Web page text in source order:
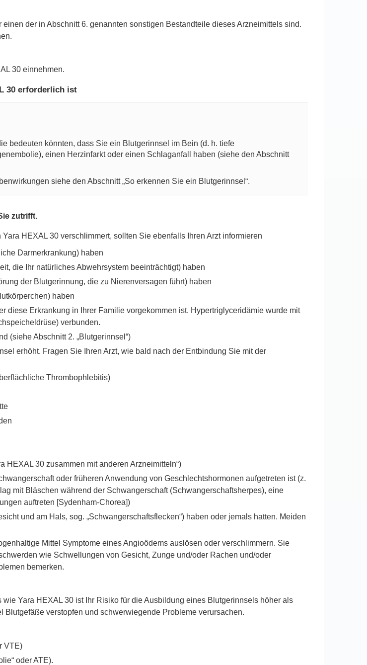
der in Abschnitt 6. genannten sonstigen Bestandteile dieses Arzneimittels sind.
30 einnehmen.
30 erforderlich ist
bedeuten könnten, dass Sie ein Blutgerinnsel im Bein (d. h. tiefe
einen Herzinfarkt oder einen Schlaganfall haben (siehe den Abschnitt
siehe den Abschnitt „So erkennen Sie ein Blutgerinnsel“.
zutrifft.
HEXAL 30 verschlimmert, sollten Sie ebenfalls Ihren Arzt informieren
Darmerkrankung) haben
die Ihr natürliches Abwehrsystem beeinträchtigt) haben
der Blutgerinnung, die zu Nierenversagen führt) haben
haben
diese Erkrankung in Ihrer Familie vorgekommen ist. Hypertriglyceridämie wurde mit
verbunden.
(siehe Abschnitt 2. „Blutgerinnsel“)
erhöht. Fragen Sie Ihren Arzt, wie bald nach der Entbindung Sie mit der
Thrombophlebitis)
HEXAL 30 zusammen mit anderen Arzneimitteln“)
oder früheren Anwendung von Geschlechtshormonen aufgetreten ist (z.
mit Bläschen während der Schwangerschaft (Schwangerschaftsherpes), eine
auftreten [Sydenham-Chorea])
und am Hals, sog. „Schwangerschaftsflecken“) haben oder jemals hatten. Meiden
Mittel Symptome eines Angioödems auslösen oder verschlimmern. Sie
wie Schwellungen von Gesicht, Zunge und/oder Rachen und/oder
bemerken.
Yara HEXAL 30 ist Ihr Risiko für die Ausbildung eines Blutgerinnsels höher als
verstopfen und schwerwiegende Probleme verursachen.
VTE)
oder ATE).